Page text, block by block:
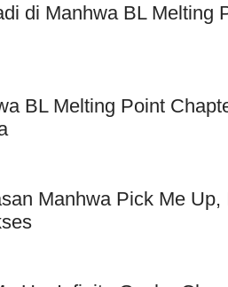
di Manhwa BL Melting
BL Melting Point
Manhwa Pick Me